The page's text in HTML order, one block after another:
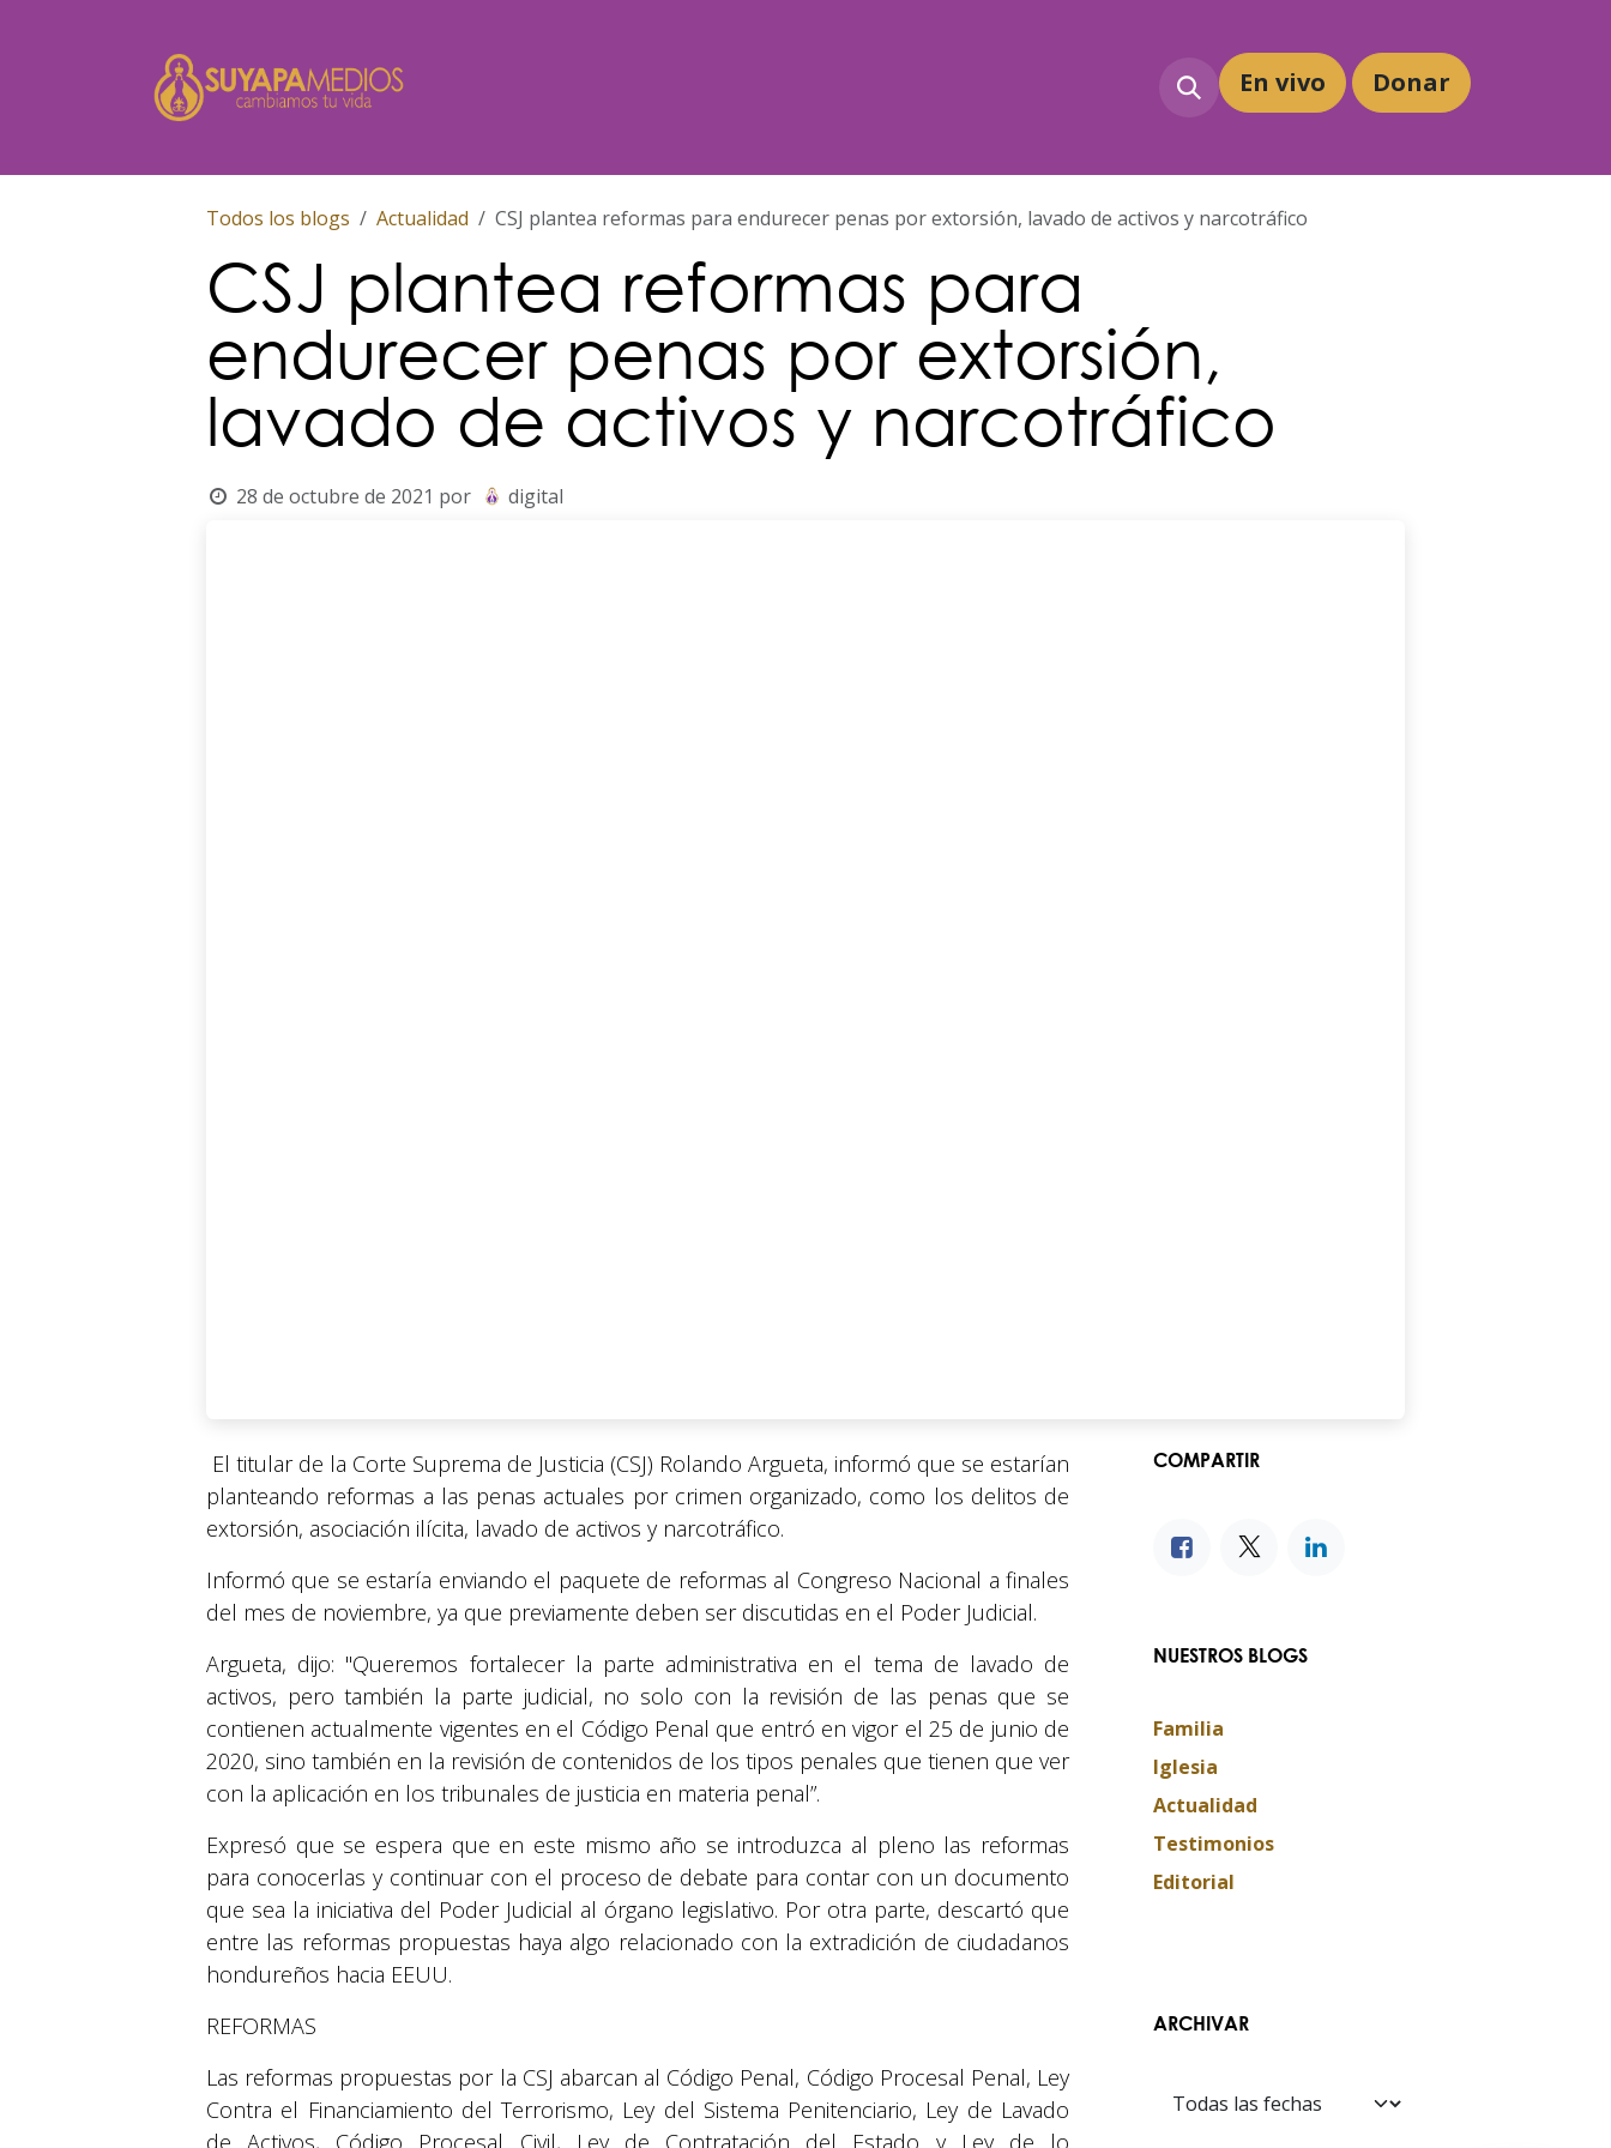
En vivo Donar
Todos los blogs Actualidad CSJ plantea reformas para endurecer penas por extorsión, lavado de activos y narcotráfico
CSJ plantea reformas para
endurecer penas por extorsión,
lavado de activos y narcotráfico
28 de octubre de 2021 por digital
El titular de la Corte Suprema de Justicia (CSJ) Rolando Argueta, informó que se estarían
planteando reformas a las penas actuales por crimen organizado, como los delitos de
extorsión, asociación ilícita, lavado de activos y narcotráfico.
Informó que se estaría enviando el paquete de reformas al Congreso Nacional a finales
del mes de noviembre, ya que previamente deben ser discutidas en el Poder Judicial.
Argueta, dijo: "Queremos fortalecer la parte administrativa en el tema de lavado de
activos, pero también la parte judicial, no solo con la revisión de las penas que se
contienen actualmente vigentes en el Código Penal que entró en vigor el 25 de junio de
2020, sino también en la revisión de contenidos de los tipos penales que tienen que ver
con la aplicación en los tribunales de justicia en materia penal”.
Expresó que se espera que en este mismo año se introduzca al pleno las reformas
para conocerlas y continuar con el proceso de debate para contar con un documento
que sea la iniciativa del Poder Judicial al órgano legislativo. Por otra parte, descartó que
entre las reformas propuestas haya algo relacionado con la extradición de ciudadanos
hondureños hacia EEUU.
REFORMAS
Las reformas propuestas por la CSJ abarcan al Código Penal, Código Procesal Penal, Ley
Contra el Financiamiento del Terrorismo, Ley del Sistema Penitenciario, Ley de Lavado
de Activos, Código Procesal Civil, Ley de Contratación del Estado y Ley de lo
COMPARTIR
NUESTROS BLOGS
Familia
Iglesia
Actualidad
Testimonios
Editorial
ARCHIVAR
Contáctanos​​
Política y privacidad